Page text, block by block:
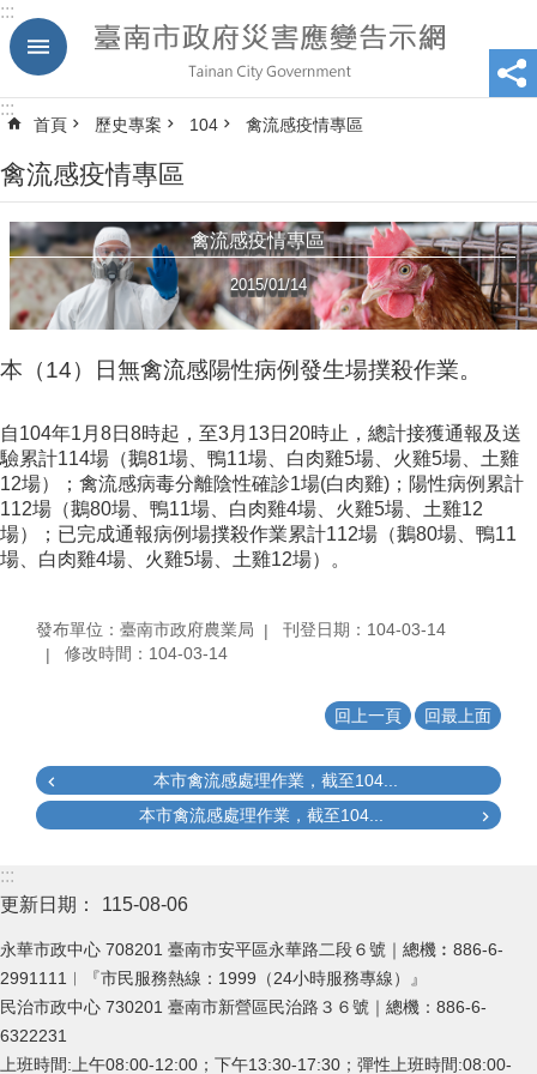
跳到主要內容區塊
:::
:::
首頁 歷史專案 104 禽流感疫情專區
禽流感疫情專區
禽流感疫情專區
2015/01/14
本（14）日無禽流感陽性病例發生場撲殺作業。
自104年1月8日8時起，至3月13日20時止，總計接獲通報及送
驗累計114場（鵝81場、鴨11場、白肉雞5場、火雞5場、土雞
12場）；禽流感病毒分離陰性確診1場(白肉雞)；陽性病例累計
112場（鵝80場、鴨11場、白肉雞4場、火雞5場、土雞12
場）；已完成通報病例場撲殺作業累計112場（鵝80場、鴨11
場、白肉雞4場、火雞5場、土雞12場）。
發布單位：臺南市政府農業局
刊登日期：104-03-14
修改時間：104-03-14
回上一頁 回最上面
本市禽流感處理作業，截至104...
本市禽流感處理作業，截至104...
:::
更新日期：
115-08-06
永華市政中心 708201 臺南市安平區永華路二段６號｜總機︰886-6-
2991111︱『市民服務熱線：1999（24小時服務專線）』
民治市政中心 730201 臺南市新營區民治路３６號｜總機：886-6-
6322231
上班時間:上午08:00-12:00；下午13:30-17:30；彈性上班時間:08:00-